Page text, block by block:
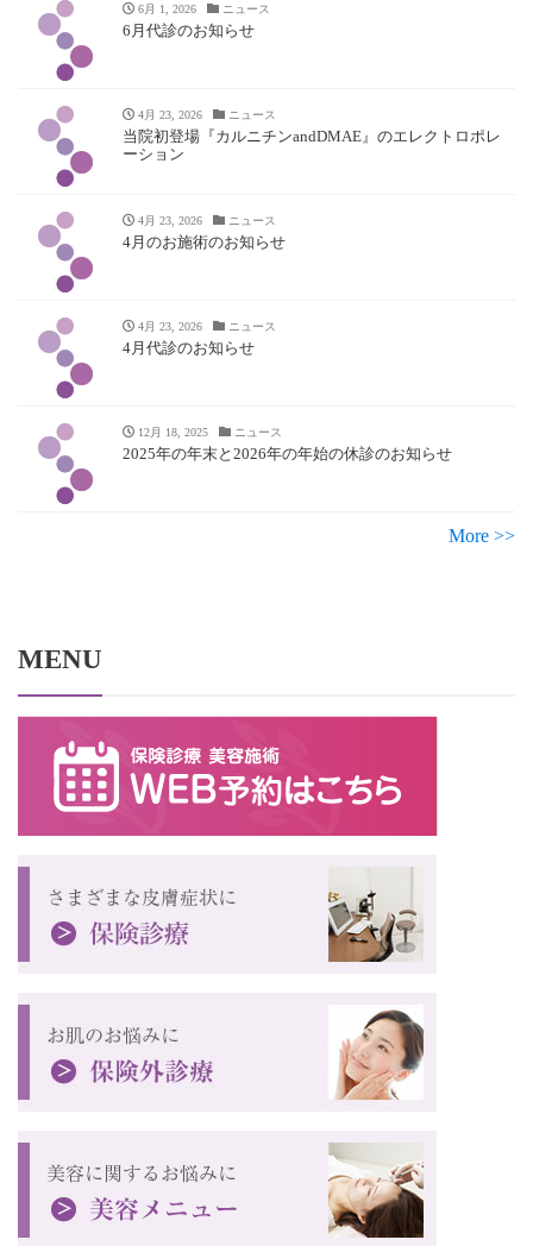
6月 1, 2026 ニュース
6月代診のお知らせ
4月 23, 2026 ニュース
当院初登場『カルニチンandDMAE』のエレクトロポレ
ーション
4月 23, 2026 ニュース
4月のお施術のお知らせ
4月 23, 2026 ニュース
4月代診のお知らせ
12月 18, 2025 ニュース
2025年の年末と2026年の年始の休診のお知らせ
More >>
MENU